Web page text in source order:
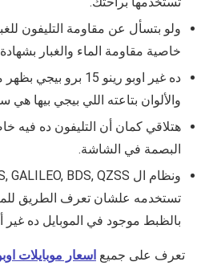
ولو بتسأل عن مقاومة التليفون
خاصية مقاومة الماء والغبار بشهادة N/A.
ده غير اوبو رينو 15 برو
بيجي بظهر
والألوان بتاعته اللي بيجي بيها هي
هتلاقي كمان أن التليفون ده فيه
البصمة في الشاشة.
تستخدمه علشان تعرف الطريق
بالظبط موجود في الموبايل ده غير
تعرف على جميع اسعار موبايلات